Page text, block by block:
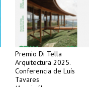
Premio Di Tella
Arquitectura 2025.
Conferencia de Luís
Tavares